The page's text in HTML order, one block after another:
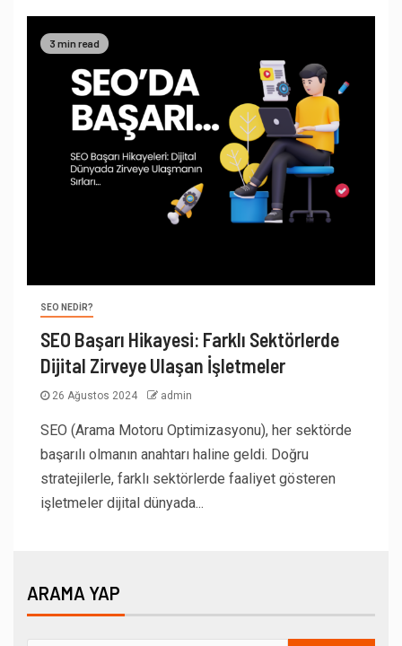
3 min read
SEO NEDIR?
SEO Başarı Hikayesi: Farklı Sektörlerde
Dijital Zirveye Ulaşan İşletmeler
26 Ağustos 2024 admin
SEO (Arama Motoru Optimizasyonu), her sektörde
başarılı olmanın anahtarı haline geldi. Doğru
stratejilerle, farklı sektörlerde faaliyet gösteren
işletmeler dijital dünyada...
ARAMA YAP